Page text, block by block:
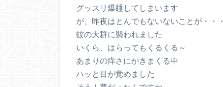
グッスリ爆睡してしまいます
が、昨夜はとんでもないないことが・・・
蚊の大群に襲われました
いくら、はらってもくるくる～
あまりの痒さにかきまくる中
ハッと目が覚めました